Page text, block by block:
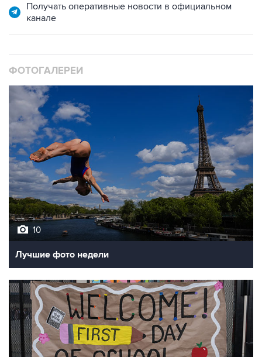
Получать оперативные новости в официальном
канале
ФОТОГАЛЕРЕИ
10
Лучшие фото недели